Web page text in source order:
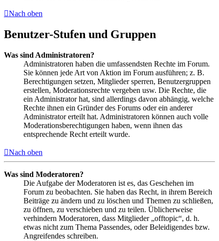
Nach oben
Benutzer-Stufen und Gruppen
Was sind Administratoren?
Administratoren haben die umfassendsten Rechte im Forum.
Sie können jede Art von Aktion im Forum ausführen; z. B.
Berechtigungen setzen, Mitglieder sperren, Benutzergruppen
erstellen, Moderationsrechte vergeben usw. Die Rechte, die
ein Administrator hat, sind allerdings davon abhängig, welche
Rechte ihnen ein Gründer des Forums oder ein anderer
Administrator erteilt hat. Administratoren können auch volle
Moderationsberechtigungen haben, wenn ihnen das
entsprechende Recht erteilt wurde.
Nach oben
Was sind Moderatoren?
Die Aufgabe der Moderatoren ist es, das Geschehen im
Forum zu beobachten. Sie haben das Recht, in ihrem Bereich
Beiträge zu ändern und zu löschen und Themen zu schließen,
zu öffnen, zu verschieben und zu teilen. Üblicherweise
verhindern Moderatoren, dass Mitglieder „offtopic“, d. h.
etwas nicht zum Thema Passendes, oder Beleidigendes bzw.
Angreifendes schreiben.